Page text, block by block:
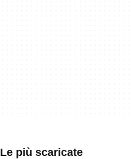
Le più scaricate